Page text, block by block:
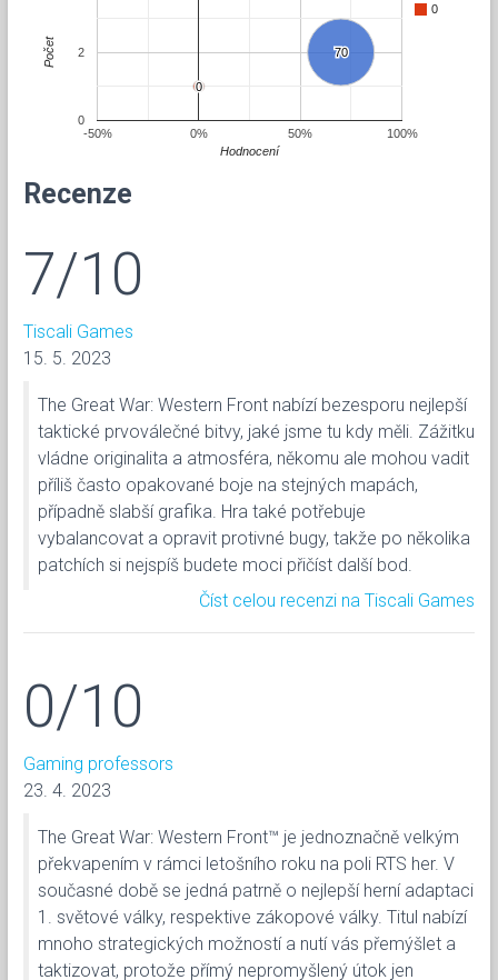
0
70
70
0
0
-50% 0% 50% 100%
0
2
Hodnocení
Počet
Recenze
7/10
Tiscali Games
15. 5. 2023
The Great War: Western Front nabízí bezesporu nejlepší
taktické prvoválečné bitvy, jaké jsme tu kdy měli. Zážitku
vládne originalita a atmosféra, někomu ale mohou vadit
příliš často opakované boje na stejných mapách,
případně slabší grafika. Hra také potřebuje
vybalancovat a opravit protivné bugy, takže po několika
patchích si nejspíš budete moci přičíst další bod.
Číst celou recenzi na Tiscali Games
0/10
Gaming professors
23. 4. 2023
The Great War: Western Front™ je jednoznačně velkým
překvapením v rámci letošního roku na poli RTS her. V
současné době se jedná patrně o nejlepší herní adaptaci
1. světové války, respektive zákopové války. Titul nabízí
mnoho strategických možností a nutí vás přemýšlet a
taktizovat, protože přímý nepromyšlený útok jen